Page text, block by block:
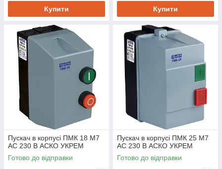
Купити Купити
Пускач в корпусі ПМК 18 М7
AC 230 B АСКО УКРЕМ
Готово до відправки
Пускач в корпусі ПМК 25 М7
AC 230 B АСКО УКРЕМ
Готово до відправки